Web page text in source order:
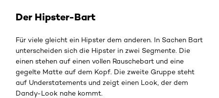
Der Hipster-Bart
Für viele gleicht ein Hipster dem anderen. In Sachen Bart
unterscheiden sich die Hipster in zwei Segmente. Die
einen stehen auf einen vollen Rauschebart und eine
gegelte Matte auf dem Kopf. Die zweite Gruppe steht
auf Understatements und zeigt einen Look, der dem
Dandy-Look nahe kommt.